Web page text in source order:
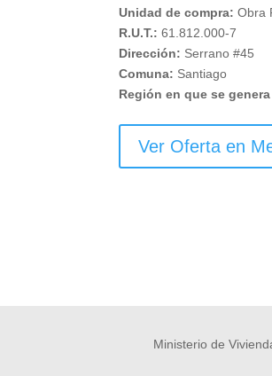
Unidad de compra:Obra
R.U.T.:61.812.000-7
Dirección: Serrano #45
Comuna: Santiago
Región en que se
Ver Oferta en
Ministerio de